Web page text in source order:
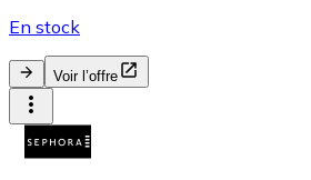
En stock
Voir l’offre